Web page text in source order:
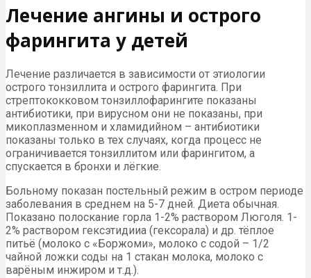
Лечение ангины и острого
фарингита у детей
Лечение различается в зависимости от этиологии
острого тонзиллита и острого фарингита. При
стрептококковом тонзиллофарингите показаны
антибиотики, при вирусном они не показаны, при
микоплазменном и хламидийном – антибиотики
показаны только в тех случаях, когда процесс не
ограничивается тонзиллитом или фарингитом, а
спускается в бронхи и лёгкие.
Больному показан постельный режим в остром периоде
заболевания в среднем на 5-7 дней. Диета обычная.
Показано полоскание горла 1-2% раствором Люголя. 1-
2% раствором гексэтидииа (гексорала) и др. тёплое
питьё (молоко с «Боржоми», молоко с содой – 1/2
чайной ложки соды на 1 стакан молока, молоко с
варёным инжиром и т.д.).